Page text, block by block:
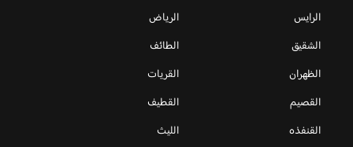
الرايس
الرياض
الشقيق
الطائف
الظهران
القريات
القصيم
القطيف
القنفذه
الليث